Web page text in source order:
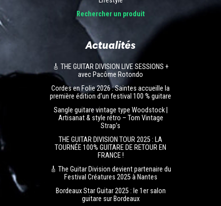
Rechercher un produit
Actualités
🎸 THE GUITAR DIVISION LIVE SESSIONS +
avec Pacôme Rotondo
Cordes en Folie 2026 : Saintes accueille la
première édition d’un festival 100 % guitare
Sangle guitare vintage type Woodstock |
Artisanat & style rétro – Tom Vintage
Strap’s
THE GUITAR DIVISION TOUR 2025 : LA
TOURNÉE 100% GUITARE DE RETOUR EN
FRANCE !
🎸 The Guitar Division devient partenaire du
Festival Créatures 2025 à Nantes
Bordeaux Star Guitar 2025 : le 1er salon
guitare sur Bordeaux